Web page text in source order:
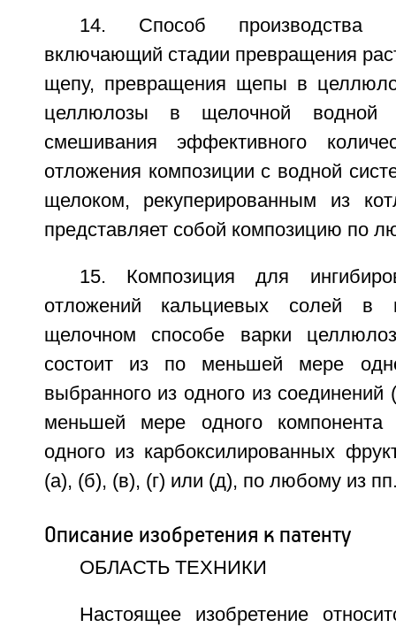
14. Способ производства
включающий стадии превращения
щепу, превращения щепы в
целлюлозы в щелочной водной
смешивания эффективного
отложения композиции с водной
щелоком, рекуперированным из
представляет собой композицию по
15. Композиция для
отложений кальциевых солей в
щелочном способе варки
состоит из по меньшей мере
выбранного из одного из
меньшей мере одного компонента
одного из карбоксилированных
(а), (б), (в), (г) или (д), по любому из
Описание изобретения к патенту
ОБЛАСТЬ ТЕХНИКИ
Настоящее изобретение